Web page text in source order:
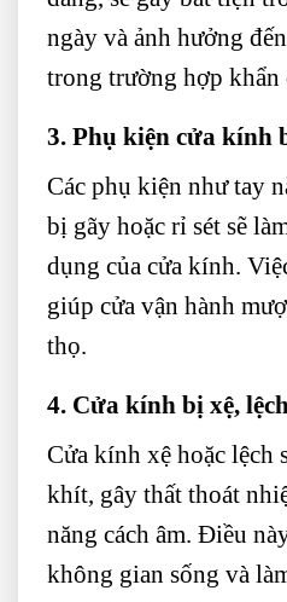
ngày và ảnh hưởng
trong trường hợp khẩn
3. Phụ kiện cửa kính
Các phụ kiện như tay
bị gãy hoặc rỉ sét sẽ
dụng của cửa kính.
giúp cửa vận hành
thọ.
4. Cửa kính bị xệ, lệch
Cửa kính xệ hoặc lệch
khít, gây thất thoát
năng cách âm. Điều
không gian sống và